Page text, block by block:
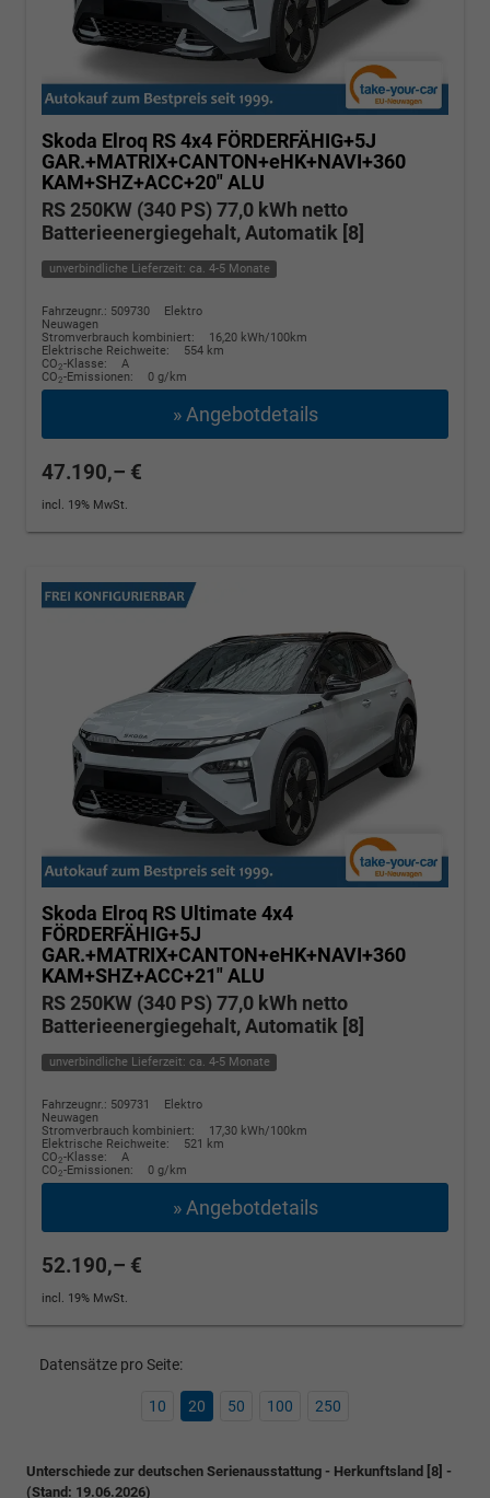
Skoda Elroq RS 4x4 FÖRDERFÄHIG+5J
GAR.+MATRIX+CANTON+eHK+NAVI+360
KAM+SHZ+ACC+20" ALU
RS 250KW (340 PS) 77,0 kWh netto
Batterieenergiegehalt, Automatik [8]
unverbindliche Lieferzeit: ca. 4-5 Monate
Fahrzeugnr.: 509730
Elektro
Neuwagen
Stromverbrauch kombiniert:
16,20 kWh/100km
Elektrische Reichweite:
554 km
CO2-Klasse:
A
CO2-Emissionen: 0 g/km
» Angebotdetails
47.190,– €
incl. 19% MwSt.
Skoda Elroq RS Ultimate 4x4
FÖRDERFÄHIG+5J
GAR.+MATRIX+CANTON+eHK+NAVI+360
KAM+SHZ+ACC+21" ALU
RS 250KW (340 PS) 77,0 kWh netto
Batterieenergiegehalt, Automatik [8]
unverbindliche Lieferzeit: ca. 4-5 Monate
Fahrzeugnr.: 509731
Elektro
Neuwagen
Stromverbrauch kombiniert:
17,30 kWh/100km
Elektrische Reichweite:
521 km
CO2-Klasse:
A
CO2-Emissionen: 0 g/km
» Angebotdetails
52.190,– €
incl. 19% MwSt.
Datensätze pro Seite:
10 20 50 100 250
Unterschiede zur deutschen Serienausstattung - Herkunftsland [8] -
(Stand: 19.06.2026)